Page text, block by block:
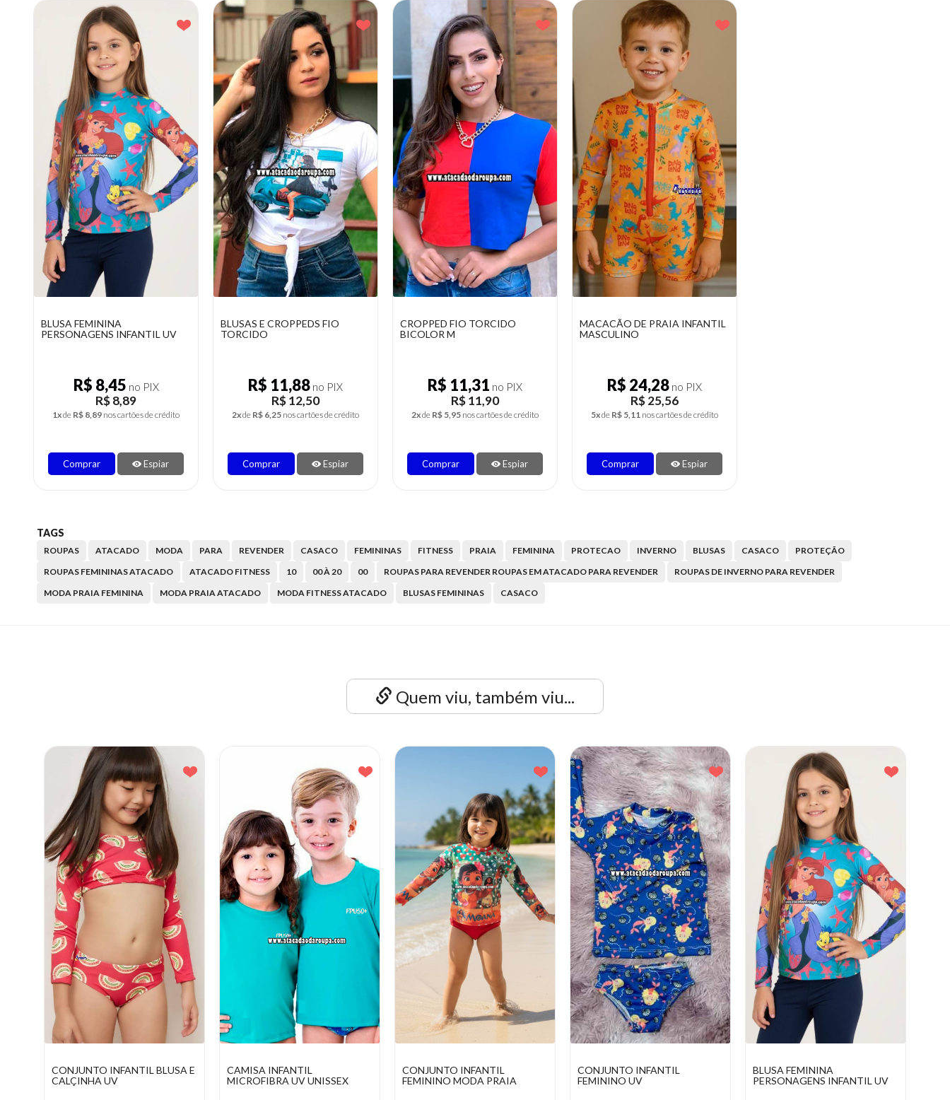
BLUSA FEMININA
PERSONAGENS INFANTIL UV
R$ 8,45 no PIX
R$ 8,89
1xde R$ 8,89 nos cartões de crédito
Comprar Espiar
BLUSAS E CROPPEDS FIO
TORCIDO
R$ 11,88 no PIX
R$ 12,50
2xde R$ 6,25 nos cartões de crédito
Comprar Espiar
CROPPED FIO TORCIDO
BICOLOR M
R$ 11,31 no PIX
R$ 11,90
2xde R$ 5,95 nos cartões de crédito
Comprar Espiar
MACACÃO DE PRAIA INFANTIL
MASCULINO
R$ 24,28 no PIX
R$ 25,56
5xde R$ 5,11 nos cartões de crédito
Comprar Espiar
TAGS
ROUPAS ATACADO MODA PARA REVENDER CASACO FEMININAS FITNESS PRAIA FEMININA PROTECAO INVERNO BLUSAS CASACO
PROTEÇÃO
ROUPAS FEMININAS ATACADO
ATACADO FITNESS 10 00 À 20 00 ROUPAS PARA REVENDER ROUPAS EM ATACADO PARA REVENDER
ROUPAS DE INVERNO PARA REVENDER
MODA PRAIA FEMININA
MODA PRAIA ATACADO MODA FITNESS ATACADO BLUSAS FEMININAS CASACO
Quem viu, também viu...
CAMISA INFANTIL
MICROFIBRA UV UNISSEX
CONJUNTO INFANTIL
FEMININO MODA PRAIA
CONJUNTO INFANTIL
FEMININO UV
BLUSA FEMININA
PERSONAGENS INFANTIL UV
BLUSA INFANTIL MANGA
LONGA PROTEÇÃO UV